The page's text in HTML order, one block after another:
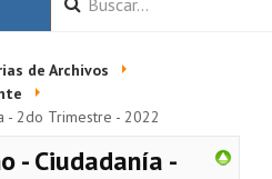
de Archivos
- 2do Trimestre - 2022
- Ciudadanía -